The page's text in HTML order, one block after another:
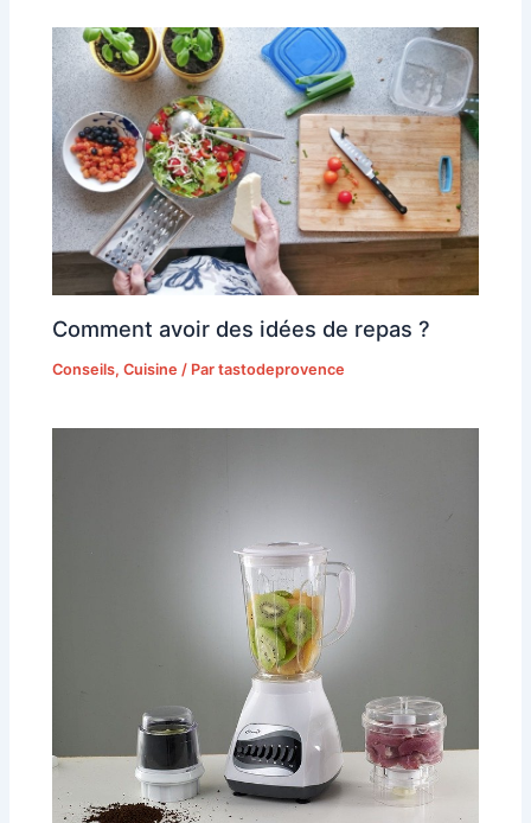
Comment avoir des idées de repas ?
Conseils,Cuisine / Partastodeprovence